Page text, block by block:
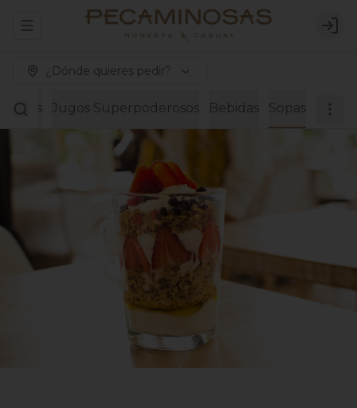
Abrir menu de navegación
¿Dónde quieres pedir?
Jugos Superpoderosos Bebidas Sopas